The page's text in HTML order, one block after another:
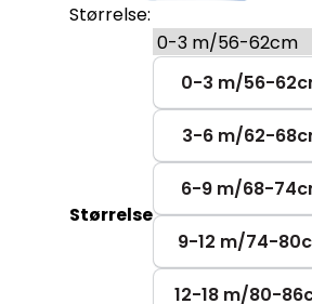
Størrelse:
Størrelse
0-3 m/56-
3-6 m/62-
6-9 m/68-
9-12 m/74-
12-18 m/80-